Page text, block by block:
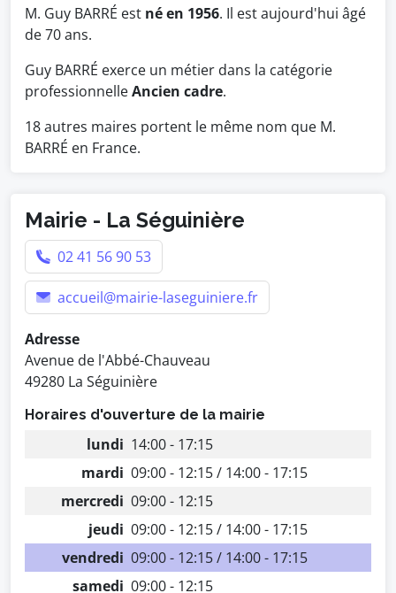
M. Guy BARRÉ est né en 1956. Il est aujourd'hui âgé
de 70 ans.
Guy BARRÉ exerce un métier dans la catégorie
professionnelleAncien cadre.
18 autres maires portent le même nom que M.
BARRÉ en France.
Mairie - La Séguinière
02 41 56 90 53
accueil@mairie-laseguiniere.fr
Adresse
Avenue de l'Abbé-Chauveau
49280 La Séguinière
Horaires d'ouverture de la mairie
lundi 14:00 - 17:15
mardi 09:00 - 12:15 / 14:00 - 17:15
mercredi 09:00 - 12:15
jeudi 09:00 - 12:15 / 14:00 - 17:15
vendredi 09:00 - 12:15 / 14:00 - 17:15
samedi 09:00 - 12:15